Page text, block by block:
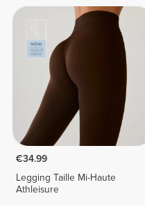
€34.99
Legging Taille Mi-Haute
Athleisure